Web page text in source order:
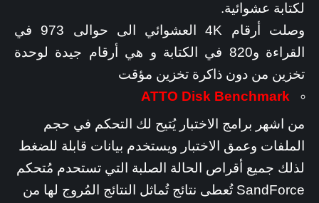
لكتابة عشوائية.
وصلت أرقام 4K العشوائي الى حوالى 973 في
القراءة و820 في الكتابة و هي أرقام جيدة لوحدة
تخزين من دون ذاكرة تخزين مؤقت
ATTO Disk Benchmark
من اشهر برامج الاختبار يُتيح لك التحكم في حجم
الملفات وعمق الاختبار ويستخدم بيانات قابلة للضغط
لذلك جميع أقراص الحالة الصلبة التي تستحدم مُتحكم
SandForce تُعطى نتائج تُماثل النتائج المُروج لها من